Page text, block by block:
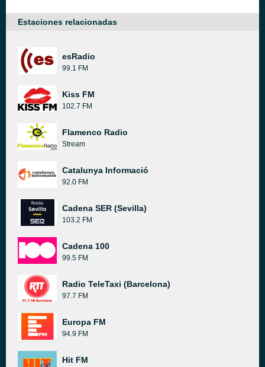
Estaciones relacionadas
esRadio
99.1 FM
Kiss FM
102.7 FM
Flamenco Radio
Stream
Catalunya Informació
92.0 FM
Cadena SER (Sevilla)
103.2 FM
Cadena 100
99.5 FM
Radio TeleTaxi (Barcelona)
97.7 FM
Europa FM
94.9 FM
Hit FM